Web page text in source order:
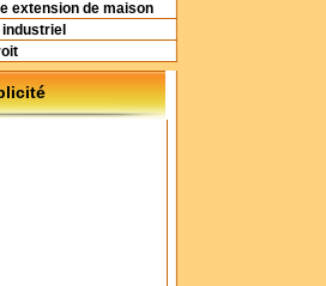
extension de maison
industriel